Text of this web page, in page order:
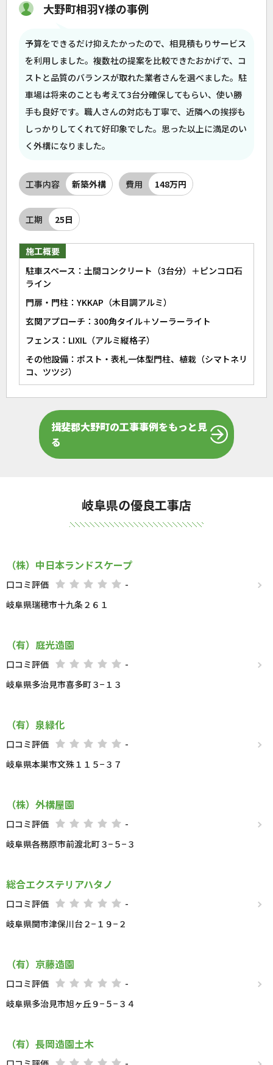
大野町相羽Y様の事例
予算をできるだけ抑えたかったので、相見積もりサービス
を利用しました。複数社の提案を比較できたおかげで、コ
ストと品質のバランスが取れた業者さんを選べました。駐
車場は将来のことも考えて3台分確保してもらい、使い勝
手も良好です。職人さんの対応も丁寧で、近隣への挨拶も
しっかりしてくれて好印象でした。思った以上に満足のい
く外構になりました。
工事内容 新築外構 費用 148万円
工期 25日
施工概要
駐車スペース：土間コンクリート（3台分）＋ピンコロ石
ライン
門扉・門柱：YKKAP（木目調アルミ）
玄関アプローチ：300角タイル＋ソーラーライト
フェンス：LIXIL（アルミ縦格子）
その他設備：ポスト・表札一体型門柱、植栽（シマトネリ
コ、ツツジ）
揖斐郡大野町の工事事例をもっと見
る
岐阜県の優良工事店
（株）中日本ランドスケープ
口コミ評価
-
岐阜県瑞穂市十九条２６１
（有）庭光造園
口コミ評価
-
岐阜県多治見市喜多町３−１３
（有）泉緑化
口コミ評価
-
岐阜県本巣市文殊１１５−３７
（株）外構屋園
口コミ評価
-
岐阜県各務原市前渡北町３−５−３
総合エクステリアハタノ
口コミ評価
-
岐阜県関市津保川台２−１９−２
（有）京藤造園
口コミ評価
-
岐阜県多治見市旭ヶ丘９−５−３４
（有）長岡造園土木